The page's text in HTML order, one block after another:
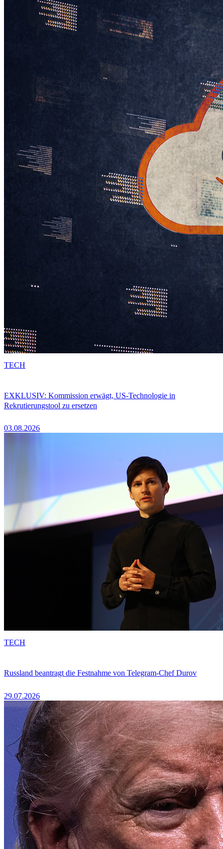
EXKLUSIV: Kommission erwägt, US-Technologie in
Rekrutierungstool zu ersetzen
03.08.2026
TECH
Russland beantragt die Festnahme von Telegram-Chef Durov
29.07.2026
TECH